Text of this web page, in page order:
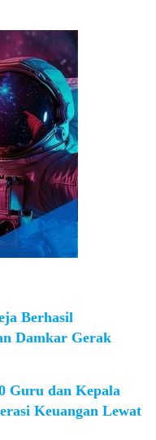
Berhasil
Damkar Gerak
Guru dan Kepala
Keuangan Lewat